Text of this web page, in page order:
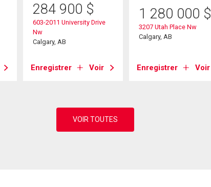
284 900 $
603-2011 University Drive
Nw
Calgary, AB
Enregistrer Voir
1 280 000 $
3207 Utah Place Nw
Calgary, AB
Enregistrer Voir